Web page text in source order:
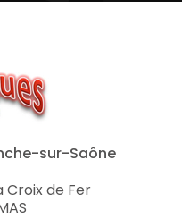
sur-Saône
Croix de Fer